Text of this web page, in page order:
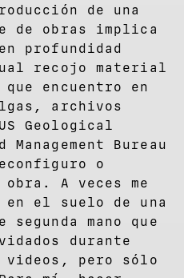
de una
de obras implica
profundidad
recojo material
encuentro en
archivos
Geological
Bureau
o
obra. A veces me
en el suelo de una
mano que
durante
videos, pero sólo